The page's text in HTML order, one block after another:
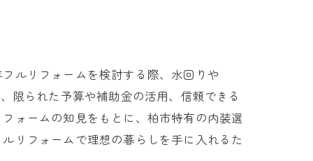
ルリフォームを検討する際、水回りや
限られた予算や補助金の活用、信頼できる
ォームの知見をもとに、柏市特有の内装選
リフォームで理想の暮らしを手に入れるた